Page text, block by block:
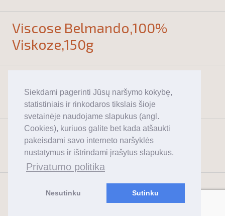
Siekdami pagerinti Jūsų naršymo kokybę,
statistiniais ir rinkodaros tikslais šioje
svetainėje naudojame slapukus (angl.
Cookies), kuriuos galite bet kada atšaukti
pakeisdami savo interneto naršyklės
nustatymus ir ištrindami įrašytus slapukus.
Privatumo politika
Nesutinku Sutinku
Viscose Belmando,100%
Viskoze,150g
Viskoze,120g
Satinas 100% Medvilnė
125g/m2